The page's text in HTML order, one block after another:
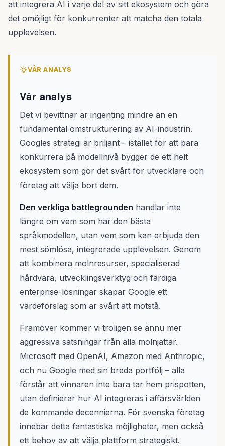
att integrera AI i varje del av sitt ekosystem och göra
det omöjligt för konkurrenter att matcha den totala
upplevelsen.
VÅR ANALYS
Vår analys
Det vi bevittnar är ingenting mindre än en
fundamental omstrukturering av AI-industrin.
Googles strategi är briljant – istället för att bara
konkurrera på modellnivå bygger de ett helt
ekosystem som gör det svårt för utvecklare och
företag att välja bort dem.
Den verkliga battlegrounden handlar inte
längre om vem som har den bästa
språkmodellen, utan vem som kan erbjuda den
mest sömlösa, integrerade upplevelsen. Genom
att kombinera molnresurser, specialiserad
hårdvara, utvecklingsverktyg och färdiga
enterprise-lösningar skapar Google ett
värdeförslag som är svårt att motstå.
Framöver kommer vi troligen se ännu mer
aggressiva satsningar från alla molnjättar.
Microsoft med OpenAI, Amazon med Anthropic,
och nu Google med sin breda portfölj – alla
förstår att vinnaren inte bara tar hem prispotten,
utan definierar hur AI integreras i affärsvärlden
de kommande decennierna. För svenska företag
innebär detta fantastiska möjligheter, men också
ett behov av att välja plattform strategiskt.